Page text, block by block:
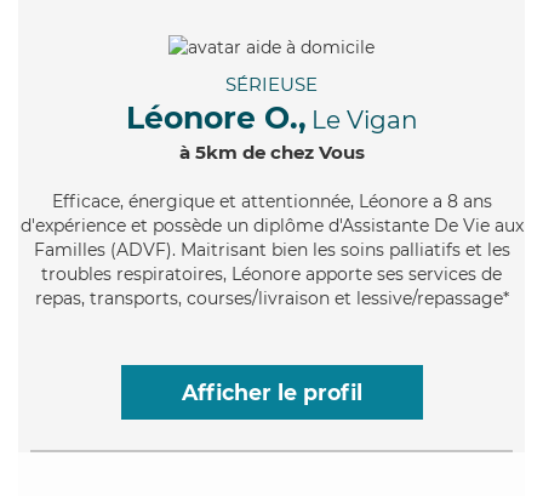
SÉRIEUSE
Léonore O., Le Vigan
à 5km de chez Vous
Efficace, énergique et attentionnée, Léonore a 8 ans
d'expérience et possède un diplôme d'Assistante De Vie aux
Familles (ADVF). Maitrisant bien les soins palliatifs et les
troubles respiratoires, Léonore apporte ses services de
repas, transports, courses/livraison et lessive/repassage*
Afficher le profil